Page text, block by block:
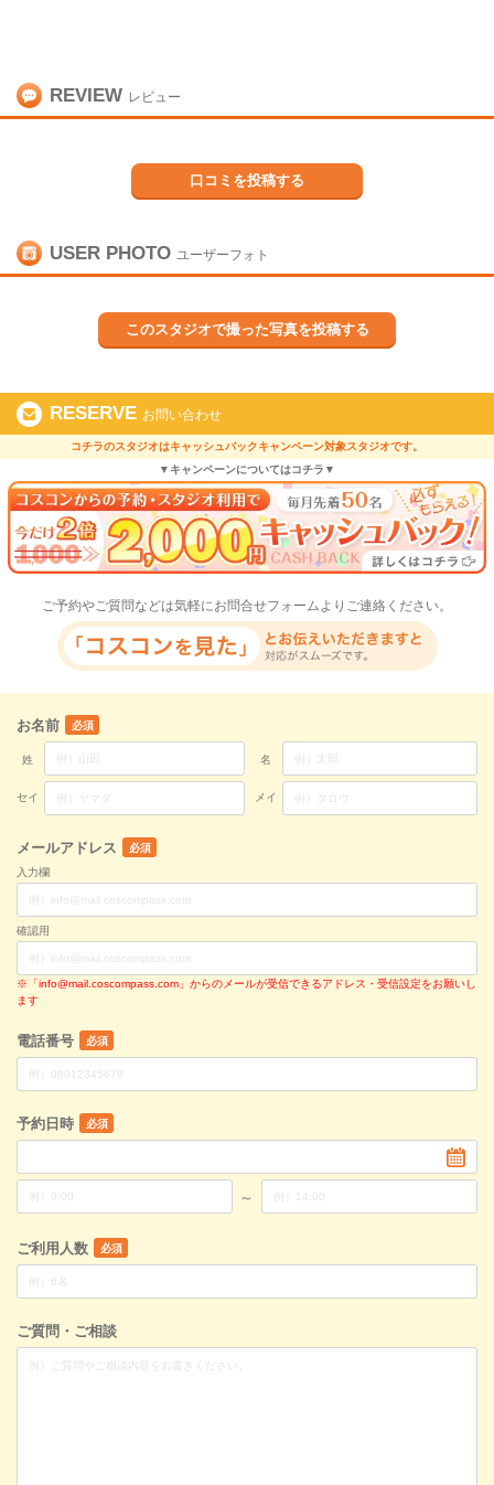
REVIEW レビュー
口コミを投稿する
USER PHOTO ユーザーフォト
このスタジオで撮った写真を投稿する
RESERVE お問い合わせ
コチラのスタジオはキャッシュバックキャンペーン対象スタジオです。
▼キャンペーンについてはコチラ▼
ご予約やご質問などは気軽にお問合せフォームよりご連絡ください。
お名前 必須
姓
セイ
名
メイ
メールアドレス
必須
入力欄
確認用
※「info@mail.coscompass.com」からのメールが受信できるアドレス・受信設定をお願いし
ます
電話番号 必須
予約日時 必須
～
ご利用人数 必須
ご質問・ご相談